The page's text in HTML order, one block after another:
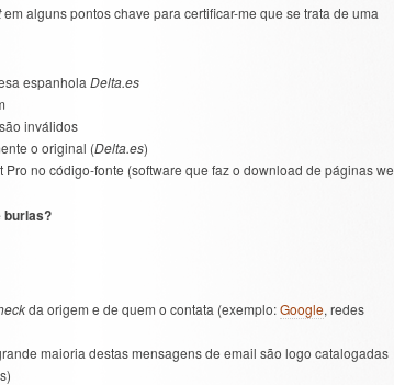
em alguns pontos chave para certificar-me que se trata de uma
espanhola Delta.es
inválidos
o original (Delta.es)
Pro no código-fonte (software que faz o download de páginas
burlas?
da origem e de quem o contata (exemplo:Google, redes
maioria destas mensagens de email são logo catalogadas